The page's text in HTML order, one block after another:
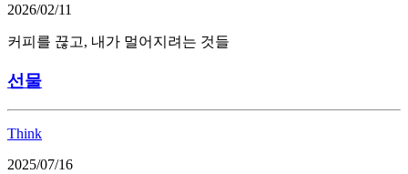
2026/02/11
커피를 끊고, 내가 멀어지려는 것들
선물
Think
2025/07/16